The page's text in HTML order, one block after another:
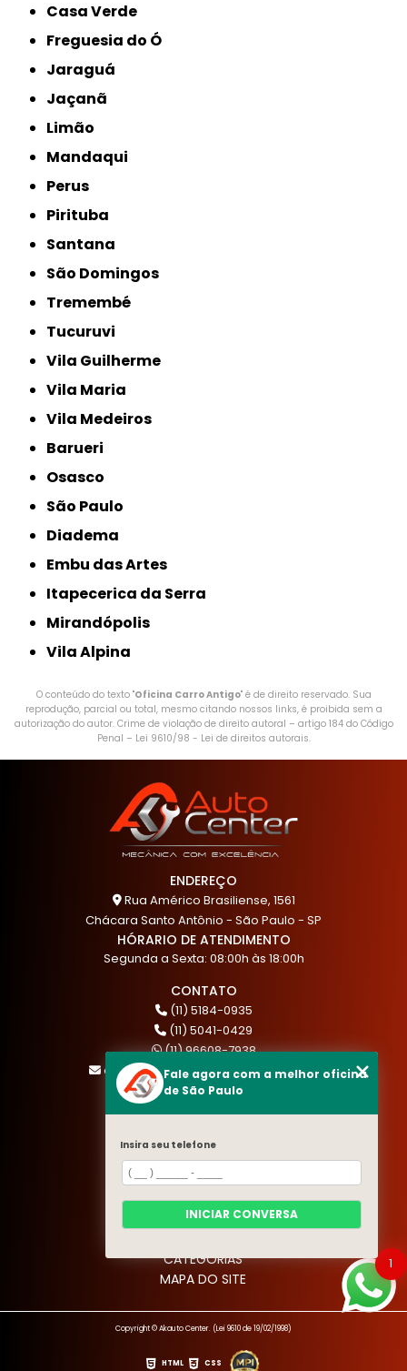
Casa Verde
Freguesia do Ó
Jaraguá
Jaçanã
Limão
Mandaqui
Perus
Pirituba
Santana
São Domingos
Tremembé
Tucuruvi
Vila Guilherme
Vila Maria
Vila Medeiros
Barueri
Osasco
São Paulo
Diadema
Embu das Artes
Itapecerica da Serra
Mirandópolis
Vila Alpina
O conteúdo do texto "Oficina Carro Antigo" é de direito reservado. Sua
reprodução, parcial ou total, mesmo citando nossos links, é proibida sem a
autorização do autor. Crime de violação de direito autoral – artigo 184 do Código
Penal – Lei 9610/98 - Lei de direitos autorais.
ENDEREÇO
Rua Américo Brasiliense, 1561
Chácara Santo Antônio - São Paulo - SP
HÓRARIO DE ATENDIMENTO
Segunda a Sexta: 08:00h às 18:00h
CONTATO
(11) 5184-0935
(11) 5041-0429
(11) 96608-7938
atendimento@akautocenter.com.br
MENU
HOME
QUEM SOMOS
SERVIÇOS
BLOG
CATEGORIAS
MAPA DO SITE
Copyright © Akauto Center. (Lei 9610 de 19/02/1998)
HTML CSS
1
Fale agora com a melhor oficina
de São Paulo
Insira seu telefone
INICIAR CONVERSA